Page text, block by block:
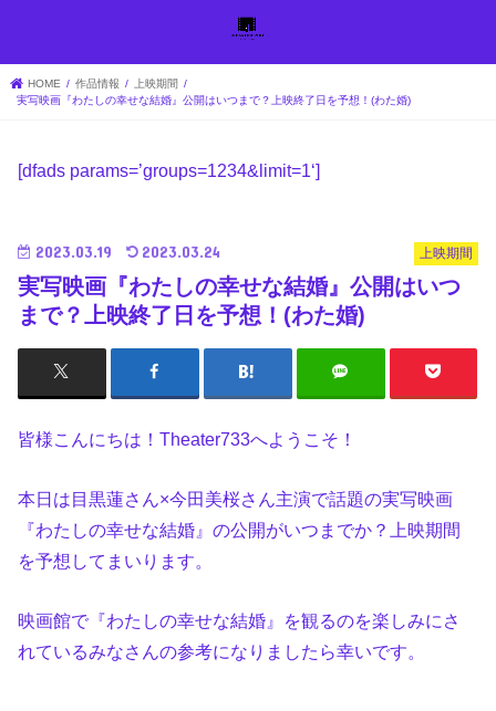
HOME 作品情報
上映期間
実写映画『わたしの幸せな結婚』公開はいつまで？上映終了日を予想！(わた婚)
[dfads params=’groups=1234&limit=1‘]
上映期間
2023.03.19 2023.03.24
実写映画『わたしの幸せな結婚』公開はいつ
まで？上映終了日を予想！(わた婚)
皆様こんにちは！Theater733へようこそ！
本日は目黒蓮さん×今田美桜さん主演で話題の実写映画
『わたしの幸せな結婚』の公開がいつまでか？上映期間
を予想してまいります。
映画館で『わたしの幸せな結婚』を観るのを楽しみにさ
れているみなさんの参考になりましたら幸いです。